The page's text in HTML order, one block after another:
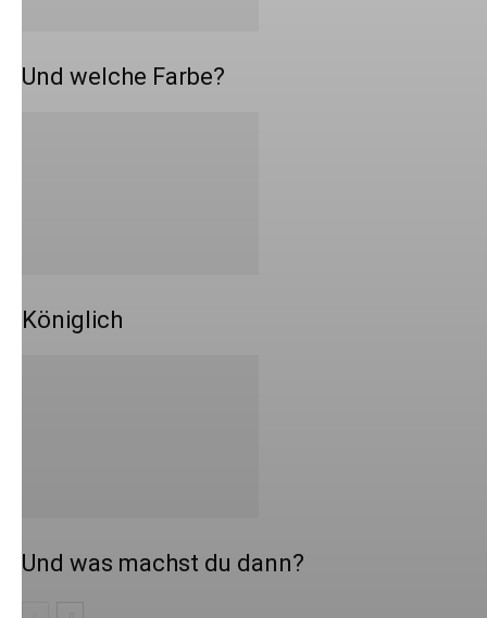
Und welche Farbe?
Königlich
Und was machst du dann?